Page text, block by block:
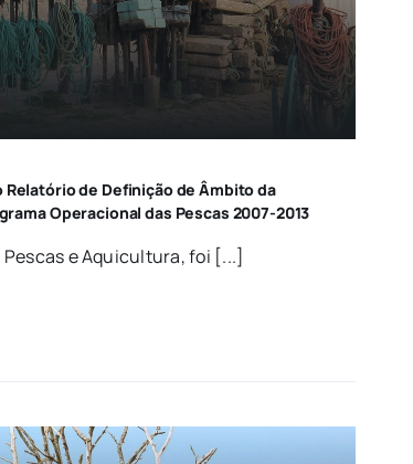
de Definição de Âmbito da
Operacional das Pescas 2007-2013
e Aquicultura, foi [...]